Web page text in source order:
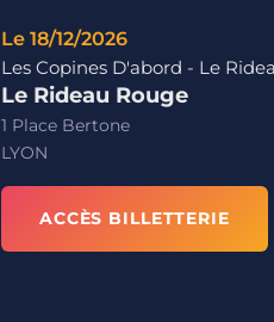
Le 18/12/2026
Les Copines D'abord - Le
Le Rideau Rouge
1 Place Bertone
LYON
ACCÈS BILLETTERIE